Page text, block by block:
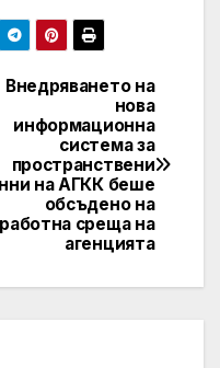
Внедряването на
нова
информационна
система за
пространствени
на АГКК беше
обсъдено на
работна среща на
агенцията